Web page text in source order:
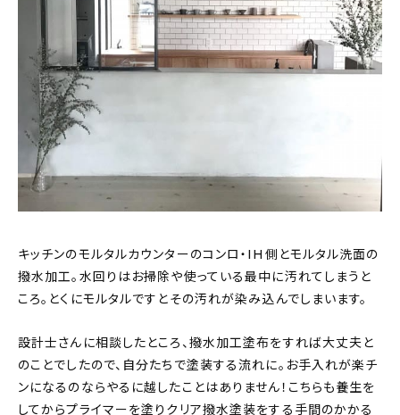
キッチンのモルタルカウンターのコンロ・IH側とモルタル洗面の
撥水加工。水回りはお掃除や使っている最中に汚れてしまうと
ころ。とくにモルタルですとその汚れが染み込んでしまいます。
設計士さんに相談したところ、撥水加工塗布をすれば大丈夫と
のことでしたので、自分たちで塗装する流れに。お手入れが楽チ
ンになるのならやるに越したことはありません！こちらも養生を
してからプライマーを塗りクリア撥水塗装をする手間のかかる